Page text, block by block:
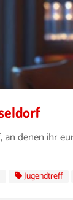
denen ihr
Jugendtreff